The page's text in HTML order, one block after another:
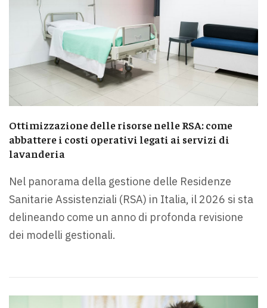
Ottimizzazione delle risorse nelle RSA: come
abbattere i costi operativi legati ai servizi di
lavanderia
Nel panorama della gestione delle Residenze
Sanitarie Assistenziali (RSA) in Italia, il 2026 si sta
delineando come un anno di profonda revisione
dei modelli gestionali.